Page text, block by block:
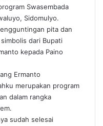
Swasembada
Sidomulyo.
pita dan
dari Bupati
kepada Paino
Ermanto
merupakan program
dalam rangka
sudah selesai